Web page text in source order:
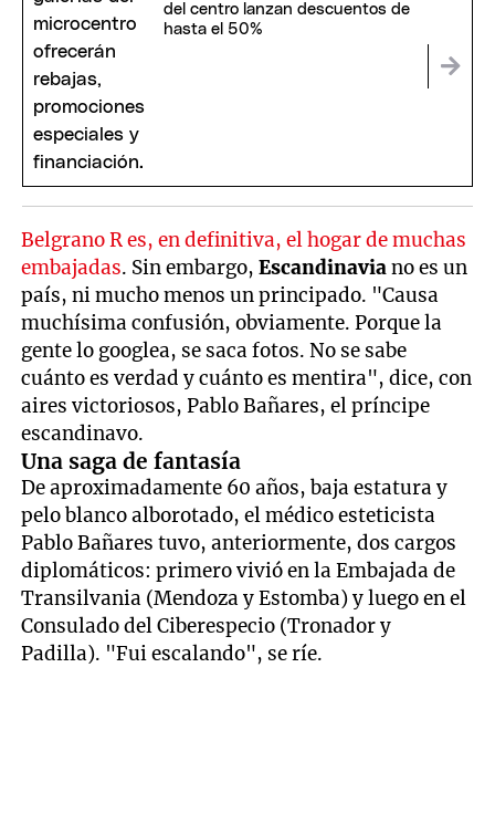
del centro lanzan descuentos de
hasta el 50%
Belgrano R es, en definitiva, el hogar de muchas
embajadas. Sin embargo,Escandinaviano es un
país, ni mucho menos un principado. "Causa
muchísima confusión, obviamente. Porque la
gente lo googlea, se saca fotos. No se sabe
cuánto es verdad y cuánto es mentira", dice, con
aires victoriosos, Pablo Bañares, el príncipe
escandinavo.
Una saga de fantasía
De aproximadamente 60 años, baja estatura y
pelo blanco alborotado, el médico esteticista
Pablo Bañares tuvo, anteriormente, dos cargos
diplomáticos: primero vivió en la Embajada de
Transilvania (Mendoza y Estomba) y luego en el
Consulado del Ciberespecio (Tronador y
Padilla). "Fui escalando", se ríe.